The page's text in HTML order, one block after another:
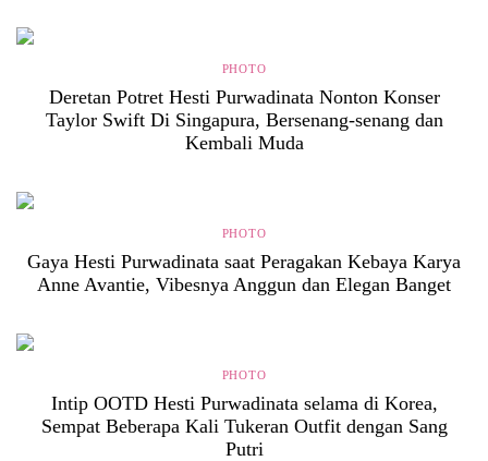
PHOTO
Deretan Potret Hesti Purwadinata Nonton Konser
Taylor Swift Di Singapura, Bersenang-senang dan
Kembali Muda
PHOTO
Gaya Hesti Purwadinata saat Peragakan Kebaya Karya
Anne Avantie, Vibesnya Anggun dan Elegan Banget
PHOTO
Intip OOTD Hesti Purwadinata selama di Korea,
Sempat Beberapa Kali Tukeran Outfit dengan Sang
Putri